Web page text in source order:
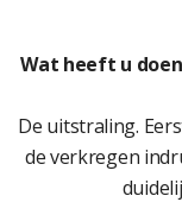
Wat heeft u
De uitstraling.
de verkregen